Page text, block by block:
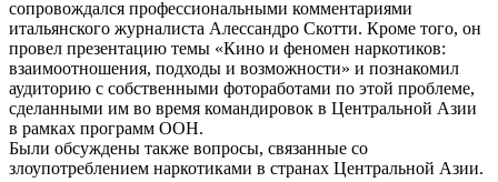
сопровождался профессиональными комментариями
итальянского журналиста Алессандро Скотти. Кроме того, он
провел презентацию темы «Кино и феномен наркотиков:
взаимоотношения, подходы и возможности» и познакомил
аудиторию с собственными фотоработами по этой проблеме,
сделанными им во время командировок в Центральной Азии
в рамках программ ООН.
Были обсуждены также вопросы, связанные со
злоупотреблением наркотиками в странах Центральной Азии.